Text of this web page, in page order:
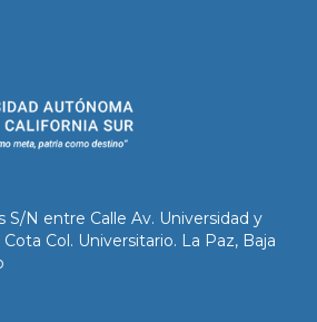
S/N entre Calle Av. Universidad y
Col. Universitario. La Paz, Baja